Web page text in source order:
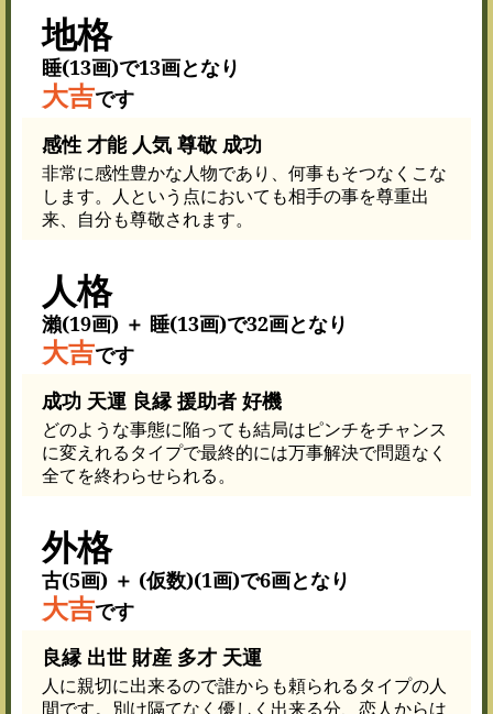
地格
睡(13画)で13画となり
大吉です
感性 才能 人気 尊敬 成功
非常に感性豊かな人物であり、何事もそつなくこな
します。人という点においても相手の事を尊重出
来、自分も尊敬されます。
人格
瀨(19画) ＋ 睡(13画)で32画となり
大吉です
成功 天運 良縁 援助者 好機
どのような事態に陥っても結局はピンチをチャンス
に変えれるタイプで最終的には万事解決で問題なく
全てを終わらせられる。
外格
古(5画) ＋ (仮数)(1画)で6画となり
大吉です
良縁 出世 財産 多才 天運
人に親切に出来るので誰からも頼られるタイプの人
間です。別け隔てなく優しく出来る分、恋人からは